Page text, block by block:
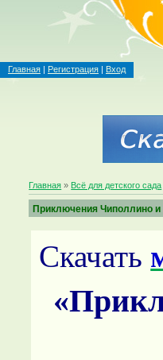
Главная | Регистрация | Вход
Главная » Всё для детского сада
Приключения Чиполлино и
Скачать